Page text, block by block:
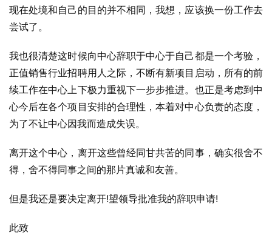
现在处境和自己的目的并不相同，我想，应该换一份工作去
尝试了。
我也很清楚这时候向中心辞职于中心于自己都是一个考验，
正值销售行业招聘用人之际，不断有新项目启动，所有的前
续工作在中心上下极力重视下一步步推进。也正是考虑到中
心今后在各个项目安排的合理性，本着对中心负责的态度，
为了不让中心因我而造成失误。
离开这个中心，离开这些曾经同甘共苦的同事，确实很舍不
得，舍不得同事之间的那片真诚和友善。
但是我还是要决定离开!望领导批准我的辞职申请!
此致